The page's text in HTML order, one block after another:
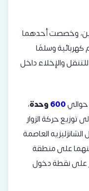
وخصصت أحدهما
كهربائية وسلمًا
والإخلاء داخل
600وحدة،
توزيع حركة الزوار
العاصمة
على منطقة
على نقطة دخول